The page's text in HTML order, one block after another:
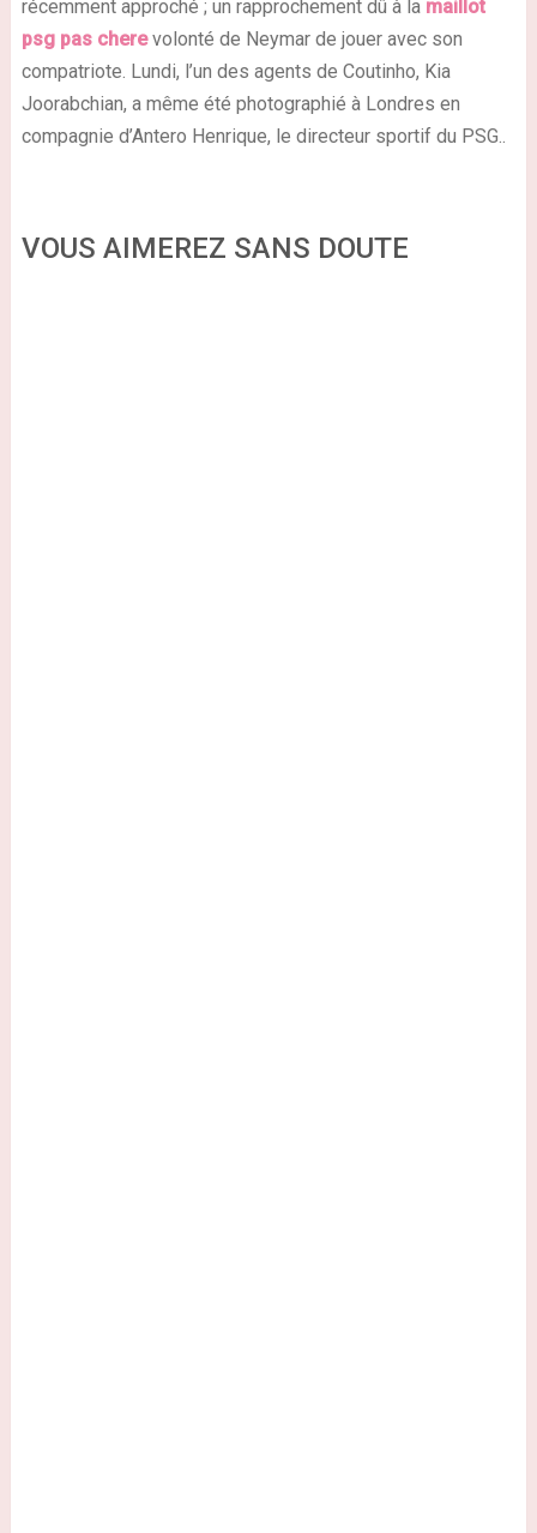
récemment approché ; un rapprochement dû à la maillot
psg pas cherevolonté de Neymar de jouer avec son
compatriote. Lundi, l’un des agents de Coutinho, Kia
Joorabchian, a même été photographié à Londres en
compagnie d’Antero Henrique, le directeur sportif du PSG..
VOUS AIMEREZ SANS DOUTE